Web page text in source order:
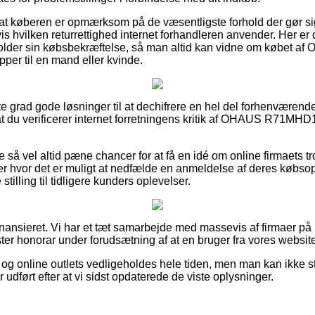
køberen er opmærksom på de væsentligste forhold der gør
hvilken returrettighed internet forhandleren anvender. Her er
sin købsbekræftelse, så man altid kan vidne om købet af
til en mand eller kvinde.
grad gode løsninger til at dechifrere en hel del
du verificerer internet forretningens kritik af OHAUS
så vel altid pæne chancer for at få en idé om online firmaets
hvor det er muligt at nedfælde en anmeldelse af deres
stilling til tidligere kunders oplevelser.
Vi har et tæt samarbejde med massevis af firmaer
honorar under forudsætning af at en bruger fra vores
online outlets vedligeholdes hele tiden, men man kan ikke
efter at vi sidst opdaterede de viste oplysninger.